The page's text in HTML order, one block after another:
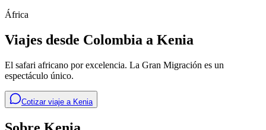
África
Viajes desde Colombia a Kenia
El safari africano por excelencia. La Gran Migración es un
espectáculo único.
Cotizar viaje a Kenia